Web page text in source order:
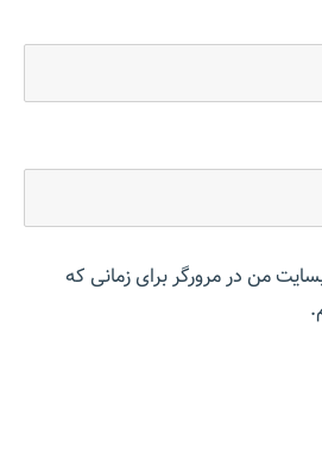
من در مرورگر برای زمانی که